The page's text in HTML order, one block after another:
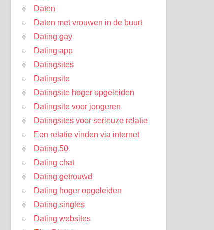
Daten
Daten met vrouwen in de buurt
Dating gay
Dating app
Datingsites
Datingsite
Datingsite hoger opgeleiden
Datingsite voor jongeren
Datingsites voor serieuze relatie
Een relatie vinden via internet
Dating 50
Dating chat
Dating getrouwd
Dating hoger opgeleiden
Dating singles
Dating websites